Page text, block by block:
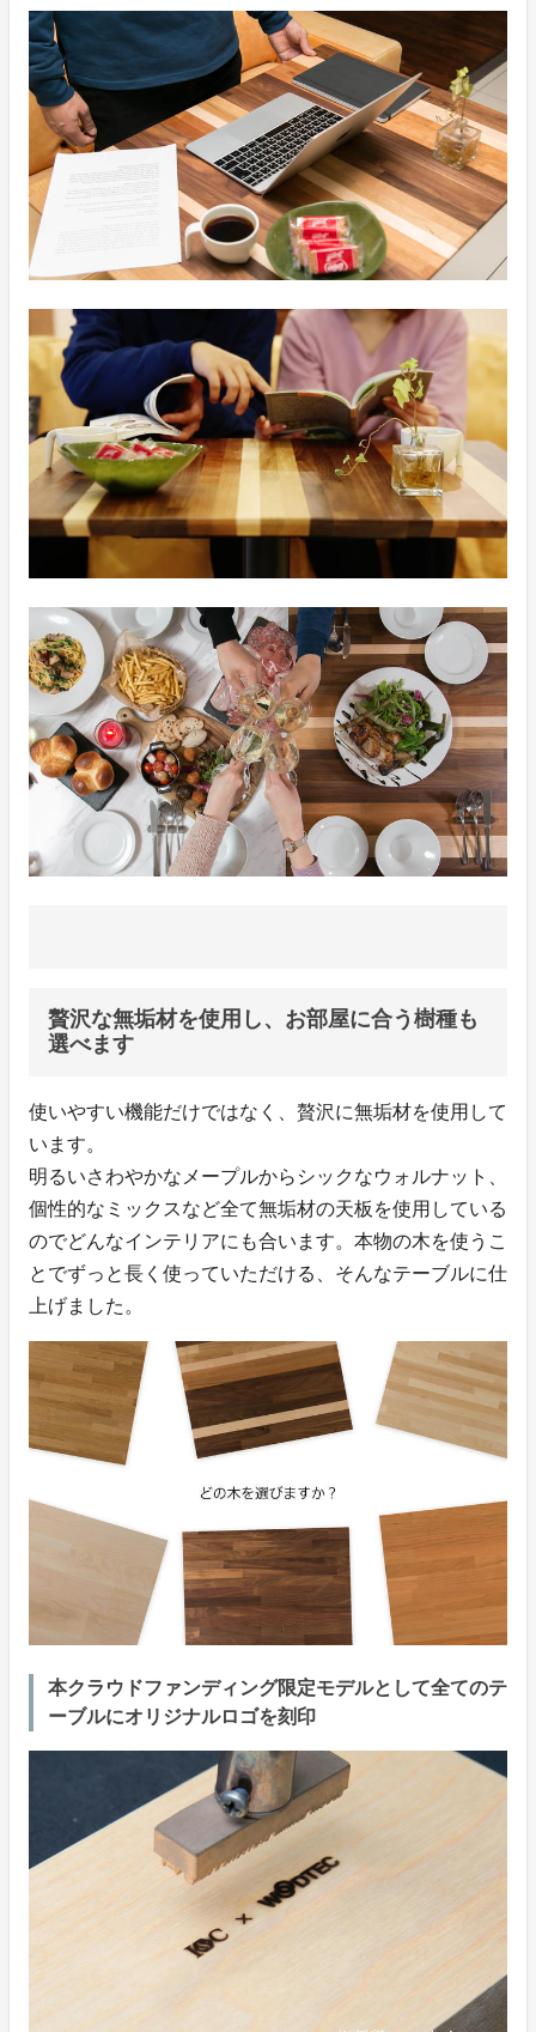
贅沢な無垢材を使用し、お部屋に合う樹種も
選べます
使いやすい機能だけではなく、贅沢に無垢材を使用して
います。
明るいさわやかなメープルからシックなウォルナット、
個性的なミックスなど全て無垢材の天板を使用している
のでどんなインテリアにも合います。本物の木を使うこ
とでずっと長く使っていただける、そんなテーブルに仕
上げました。
本クラウドファンディング限定モデルとして全てのテ
ーブルにオリジナルロゴを刻印